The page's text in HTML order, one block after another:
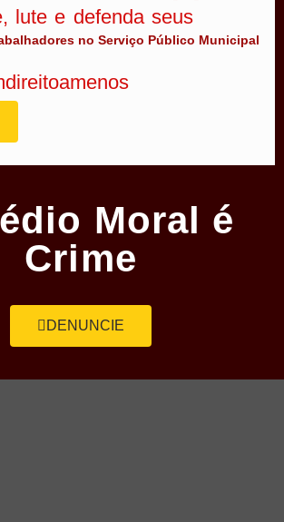
no Serviço Público Municipal
Moral é
Crime
DENUNCIE